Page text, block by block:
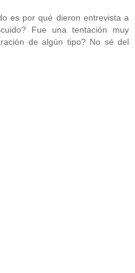
es por qué dieron entrevista a
Fue una tentación muy
de algún tipo? No sé del